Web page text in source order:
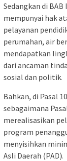
Sedangkan di
mempunyai hak
pelayanan
perumahan, air
mendapatkan
dari ancaman
sosial dan politik.
Bahkan, di Pasal
sebagaimana
merealisasikan
program
menyisihkan
Asli Daerah (PAD).